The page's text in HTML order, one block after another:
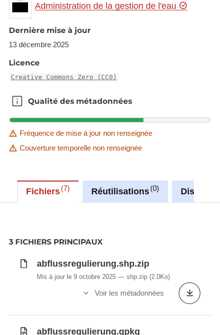
Administration de la gestion de l'eau
Dernière mise à jour
13 décembre 2025
Licence
Creative Commons Zero (CC0)
Qualité des métadonnées
Qualité des métadonnées
Fréquence de mise à jour non renseignée
Couverture temporelle non renseignée
Fichiers 7 Réutilisations 0
3 FICHIERS PRINCIPAUX
abflussregulierung.shp.zip
Mis à jour le 9 octobre 2025 shp.zip (2.0Ko)
Voir les métadonnées
abflussregulierung.gpkg